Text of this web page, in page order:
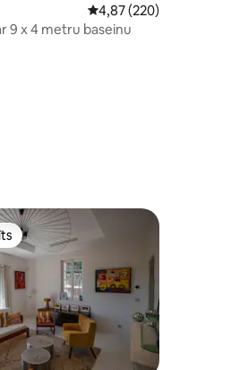
skaits: 100
Vidējais vērtējums:
4,87 (220)
māja ar 9 x 4 metru baseinu
mājoklis